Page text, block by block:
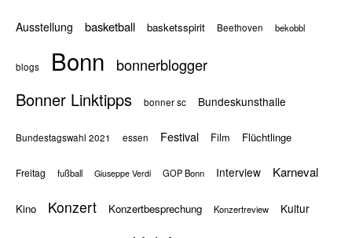
Ausstellung basketball basketsspirit Beethoven bekobbl
blogs Bonn bonnerblogger
Bonner Linktipps bonner sc Bundeskunsthalle
Bundestagswahl 2021 essen Festival Film Flüchtlinge
Freitag fußball Giuseppe Verdi GOP Bonn Interview Karneval
Kino Konzert Konzertbesprechung Konzertreview Kultur